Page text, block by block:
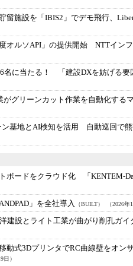
留施設を「IBIS2」でデモ飛行、
オルソAPI」の提供開始 NTTイン
名に当たる！ 「建設DXを妨げる要
がグリーンカット作業を自動化する
ン基地とAI検知を活用 自動巡回で
ボードをクラウド化 「KENTEM-
」を全社導入 （BUILT） （2026年
設とライト工業が曲がり削孔ガイ
動式3DプリンタでRC曲線壁をオ
日）